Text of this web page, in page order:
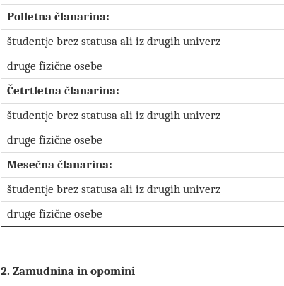
Polletna članarina:
študentje brez statusa ali iz drugih univerz
druge fizične osebe
Četrtletna članarina:
študentje brez statusa ali iz drugih univerz
druge fizične osebe
Mesečna članarina:
študentje brez statusa ali iz drugih univerz
druge fizične osebe
2. Zamudnina in opomini